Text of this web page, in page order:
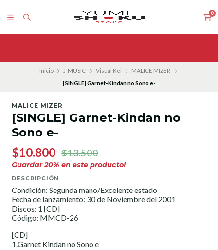
0
Inicio J-MUSIC Visual Kei
MALICE MIZER
[SINGLE] Garnet-Kindan no Sono e-
MALICE MIZER
[SINGLE] Garnet-Kindan no
Sono e-
$10.800 $13.500
Guardar20% en este producto!
DESCRIPCIÓN
Condición: Segunda mano/Excelente estado
Fecha de lanzamiento: 30 de Noviembre del 2001
Discos: 1 [CD]
Código: MMCD-26
[CD]
1.Garnet Kindan no Sono e